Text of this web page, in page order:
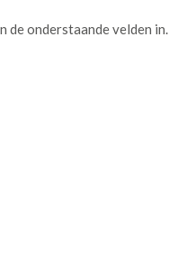
de onderstaande velden in.